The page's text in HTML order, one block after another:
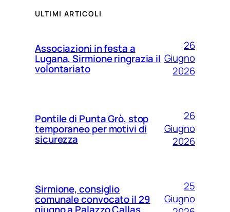
ULTIMI ARTICOLI
Associazioni in festa a
Lugana, Sirmione ringrazia il
volontariato
26
Giugno
2026
Pontile di Punta Grò, stop
temporaneo per motivi di
sicurezza
26
Giugno
2026
Sirmione, consiglio
comunale convocato il 29
25
Giugno